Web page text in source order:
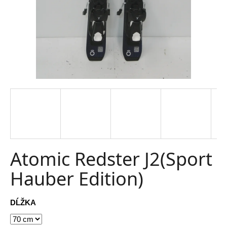
Atomic Redster J2(Sport
Hauber Edition)
DĹŽKA
s
HĽADAŤ
O
d